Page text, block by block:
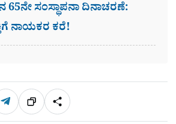
65ನೇ ಸಂಸ್ಥಾಪನಾ ದಿನಾಚರಣೆ:
ನಾಯಕರ ಕರೆ!
T
l
e
ಲಿಂ
S